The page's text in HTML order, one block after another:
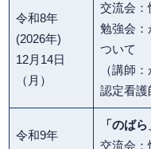
令和8年
(2026年)
12月14日
（月）
交流会
勉強会：
ついて
（講師
認定看護
令和9年
「のば
交流会